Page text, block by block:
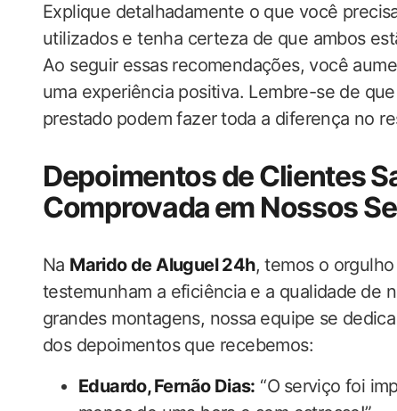
Explique detalhadamente o que você
‌utilizados e tenha certeza‍ de que ambos
Ao seguir essas ‍recomendações, você
uma experiência positiva. Lembre-se de
prestado⁣ podem fazer ⁤toda a ‌diferença no
Depoimentos de Clientes
‍Comprovada⁢ em Nossos
Na‍ Marido‌ de Aluguel 24h, temos o
testemunham a eficiência⁢ e a qualidade⁣ de
grandes montagens, nossa⁣ equipe ⁤se
dos depoimentos que recebemos:
Eduardo,⁢ Fernão Dias: “O⁤ serviço foi